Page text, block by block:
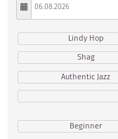
Lindy Hop
Shag
Authentic Jazz
Beginner